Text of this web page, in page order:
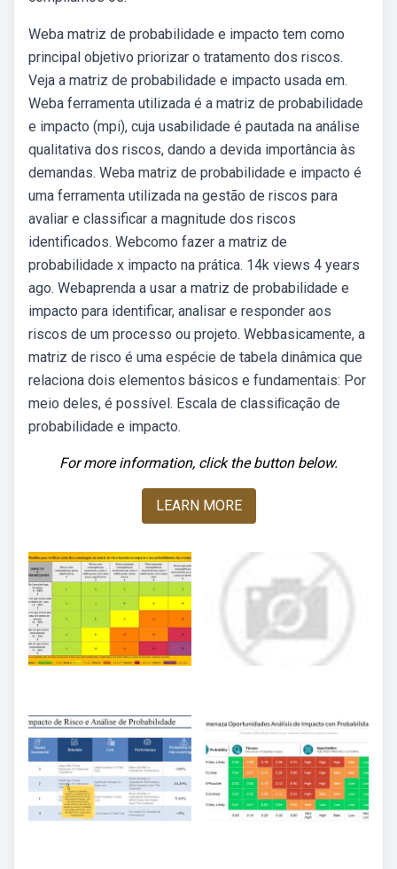
Weba matriz de probabilidade e impacto tem como
principal objetivo priorizar o tratamento dos riscos.
Veja a matriz de probabilidade e impacto usada em.
Weba ferramenta utilizada é a matriz de probabilidade
e impacto (mpi), cuja usabilidade é pautada na análise
qualitativa dos riscos, dando a devida importância às
demandas. Weba matriz de probabilidade e impacto é
uma ferramenta utilizada na gestão de riscos para
avaliar e classificar a magnitude dos riscos
identificados. Webcomo fazer a matriz de
probabilidade x impacto na prática. 14k views 4 years
ago. Webaprenda a usar a matriz de probabilidade e
impacto para identificar, analisar e responder aos
riscos de um processo ou projeto. Webbasicamente, a
matriz de risco é uma espécie de tabela dinâmica que
relaciona dois elementos básicos e fundamentais: Por
meio deles, é possível. Escala de classiﬁcação de
probabilidade e impacto.
For more information, click the button below.
LEARN MORE